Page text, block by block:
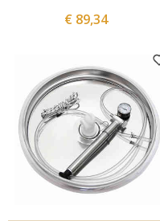
€ 89,34